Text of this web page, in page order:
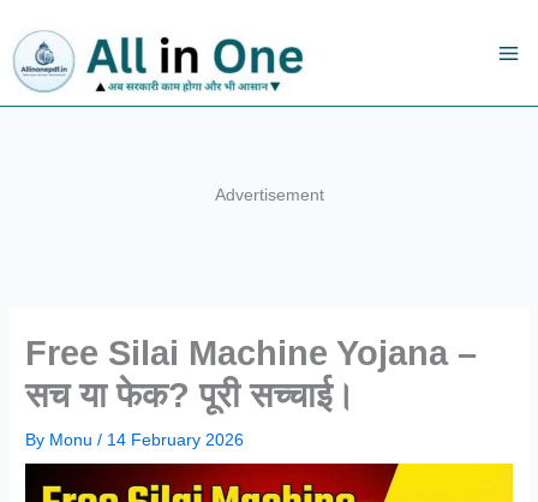
content
Advertisement
Free Silai Machine Yojana –
सच या फेक? पूरी सच्चाई।
By Monu/ 14 February 2026